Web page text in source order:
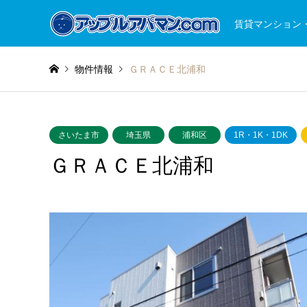
賃貸マンション
物件情報 ＧＲＡＣＥ北浦和
さいたま市 埼玉県 浦和区 1R・1K・1DK
ＧＲＡＣＥ北浦和